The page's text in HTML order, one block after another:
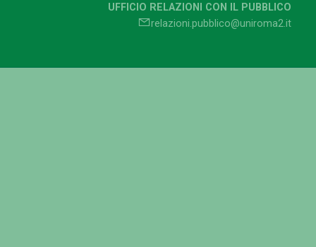
UFFICIO RELAZIONI CON IL PUBBLICO
relazioni.pubblico@uniroma2.it